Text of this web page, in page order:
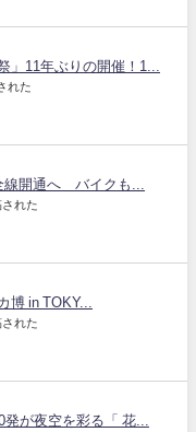
」11年ぶりの開催！1...
れた
線開通へ バイクも...
れた
博 in TOKY...
れた
が夜空を彩る「 花...